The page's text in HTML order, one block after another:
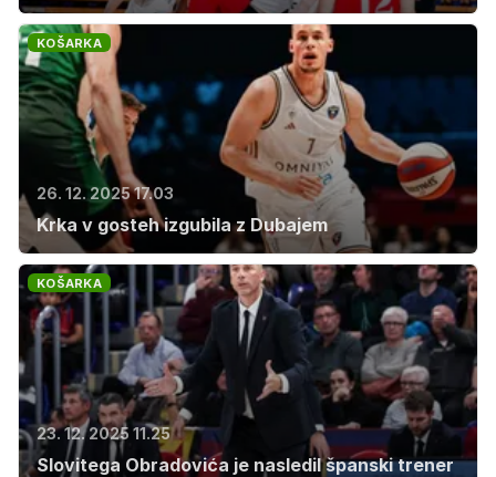
KOŠARKA
26. 12. 2025 17.03
Krka v gosteh izgubila z Dubajem
KOŠARKA
23. 12. 2025 11.25
Slovitega Obradovića je nasledil španski trener